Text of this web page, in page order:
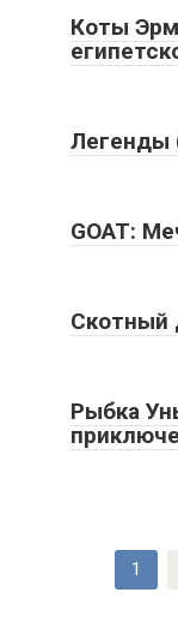
Коты
Легенды
GOAT:
Скотный
Рыбка
1